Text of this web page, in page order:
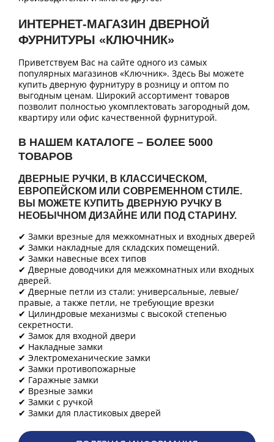
ИНТЕРНЕТ-МАГАЗИН ДВЕРНОЙ
ФУРНИТУРЫ «КЛЮЧНИК»
Приветствуем Вас на сайте одного из самых
популярных магазинов «Ключник». Здесь Вы можете
купить дверную фурнитуру в розницу и оптом по
выгодным ценам. Широкий ассортимент товаров
позволит полностью укомплектовать загородный дом,
квартиру или офис качественной фурнитурой.
В НАШЕМ КАТАЛОГЕ – БОЛЕЕ 5000
ТОВАРОВ
ДВЕРНЫЕ РУЧКИ, В КЛАССИЧЕСКОМ,
ЕВРОПЕЙСКОМ ИЛИ СОВРЕМЕННОМ СТИЛЕ.
ВЫ МОЖЕТЕ КУПИТЬ ДВЕРНУЮ РУЧКУ В
НЕОБЫЧНОМ ДИЗАЙНЕ ИЛИ ПОД СТАРИНУ.
✔ Замки врезные для межкомнатных и входных дверей
✔ Замки накладные для складских помещений.
✔ Замки навесные всех типов
✔ Дверные доводчики для межкомнатных или входных
дверей.
✔ Дверные петли из стали: универсальные, левые/
правые, а также петли, не требующие врезки
✔ Цилиндровые механизмы с высокой степенью
секретности.
✔ Замок для входной двери
✔ Накладные замки
✔ Электромеханические замки
✔ Замки противопожарные
✔ Гаражные замки
✔ Врезные замки
✔ Замки с ручкой
✔ Замки для пластиковых дверей